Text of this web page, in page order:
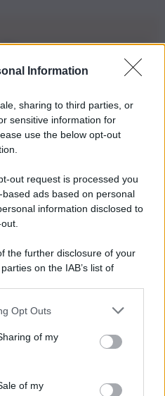
Information
sharing to third parties, or
sensitive information for
use the below opt-out
out request is processed you
ads based on personal
information disclosed to
the further disclosure of your
on the IAB’s list of
by us to third parties
Opt Outs
of my
of my
Newsletter
per non perdere le ultime
Ora
Catania – Via Principe
di Sicilia usufruisce dei
2017